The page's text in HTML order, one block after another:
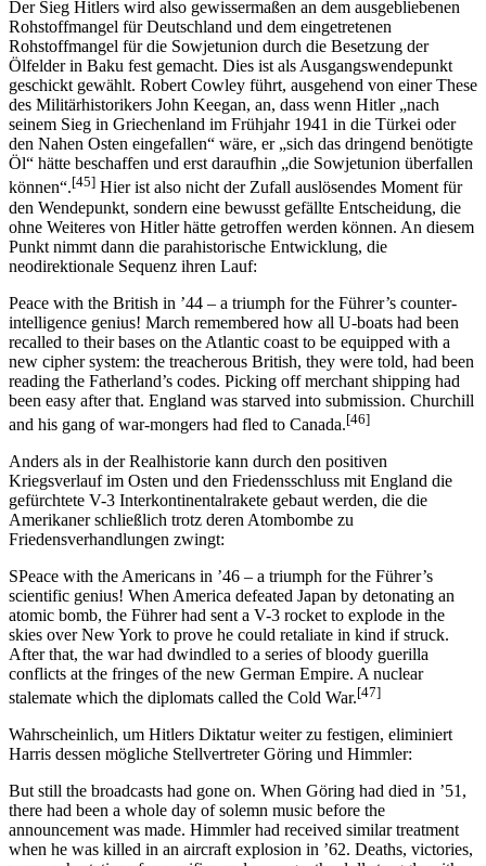
Der Sieg Hitlers wird also gewissermaßen an dem ausgebliebenen
Rohstoffmangel für Deutschland und dem eingetretenen
Rohstoffmangel für die Sowjetunion durch die Besetzung der
Ölfelder in Baku fest gemacht. Dies ist als Ausgangswendepunkt
geschickt gewählt. Robert Cowley führt, ausgehend von einer These
des Militärhistorikers John Keegan, an, dass wenn Hitler „nach
seinem Sieg in Griechenland im Frühjahr 1941 in die Türkei oder
den Nahen Osten eingefallen“ wäre, er „sich das dringend benötigte
Öl“ hätte beschaffen und erst daraufhin „die Sowjetunion überfallen
können“.[45] Hier ist also nicht der Zufall auslösendes Moment für
den Wendepunkt, sondern eine bewusst gefällte Entscheidung, die
ohne Weiteres von Hitler hätte getroffen werden können. An diesem
Punkt nimmt dann die parahistorische Entwicklung, die
neodirektionale Sequenz ihren Lauf:
Peace with the British in ’44 – a triumph for the Führer’s counter-
intelligence genius! March remembered how all U-boats had been
recalled to their bases on the Atlantic coast to be equipped with a
new cipher system: the treacherous British, they were told, had been
reading the Fatherland’s codes. Picking off merchant shipping had
been easy after that. England was starved into submission. Churchill
and his gang of war-mongers had fled to Canada.[46]
Anders als in der Realhistorie kann durch den positiven
Kriegsverlauf im Osten und den Friedensschluss mit England die
gefürchtete V-3 Interkontinentalrakete gebaut werden, die die
Amerikaner schließlich trotz deren Atombombe zu
Friedensverhandlungen zwingt:
SPeace with the Americans in ’46 – a triumph for the Führer’s
scientific genius! When America defeated Japan by detonating an
atomic bomb, the Führer had sent a V-3 rocket to explode in the
skies over New York to prove he could retaliate in kind if struck.
After that, the war had dwindled to a series of bloody guerilla
conflicts at the fringes of the new German Empire. A nuclear
stalemate which the diplomats called the Cold War.[47]
Wahrscheinlich, um Hitlers Diktatur weiter zu festigen, eliminiert
Harris dessen mögliche Stellvertreter Göring und Himmler:
But still the broadcasts had gone on. When Göring had died in ’51,
there had been a whole day of solemn music before the
announcement was made. Himmler had received similar treatment
when he was killed in an aircraft explosion in ’62. Deaths, victories,